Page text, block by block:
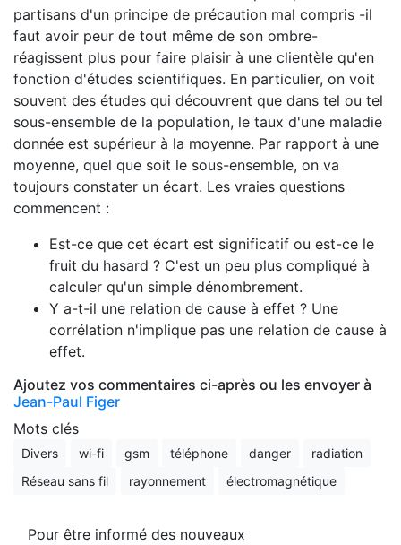
partisans d'un principe de précaution mal compris -il
faut avoir peur de tout même de son ombre-
réagissent plus pour faire plaisir à une clientèle qu'en
fonction d'études scientifiques. En particulier, on voit
souvent des études qui découvrent que dans tel ou tel
sous-ensemble de la population, le taux d'une maladie
donnée est supérieur à la moyenne. Par rapport à une
moyenne, quel que soit le sous-ensemble, on va
toujours constater un écart. Les vraies questions
commencent :
Est-ce que cet écart est significatif ou est-ce le
fruit du hasard ? C'est un peu plus compliqué à
calculer qu'un simple dénombrement.
Y a-t-il une relation de cause à effet ? Une
corrélation n'implique pas une relation de cause à
effet.
Ajoutez vos commentaires ci-après ou les envoyer à
Jean-Paul Figer
Mots clés
Divers wi-fi gsm téléphone danger
radiation
Réseau sans fil
rayonnement électromagnétique
Pour être informé des nouveaux